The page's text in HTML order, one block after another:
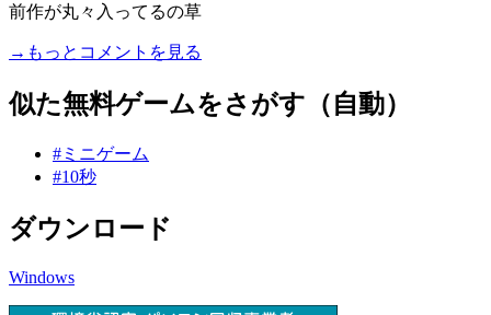
前作が丸々入ってるの草
→もっとコメントを見る
似た無料ゲームをさがす（自動）
#ミニゲーム
#10秒
ダウンロード
Windows